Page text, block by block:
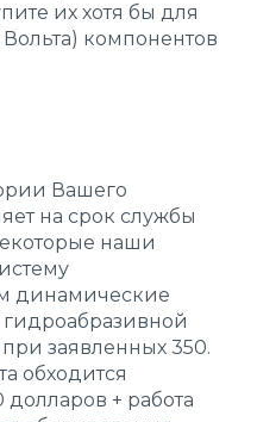
их хотя бы для
компонентов
Вашего
на срок службы
наши
динамические
гидроабразивной
заявленных 350.
обходится
+ работа